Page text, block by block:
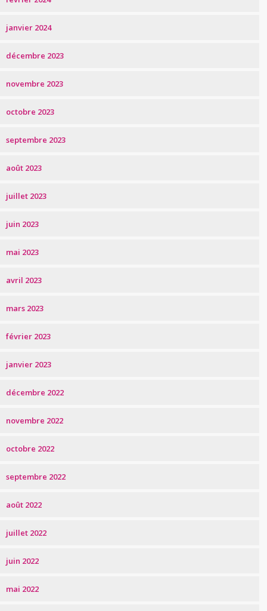
janvier 2024
décembre 2023
novembre 2023
octobre 2023
septembre 2023
août 2023
juillet 2023
juin 2023
mai 2023
avril 2023
mars 2023
février 2023
janvier 2023
décembre 2022
novembre 2022
octobre 2022
septembre 2022
août 2022
juillet 2022
juin 2022
mai 2022